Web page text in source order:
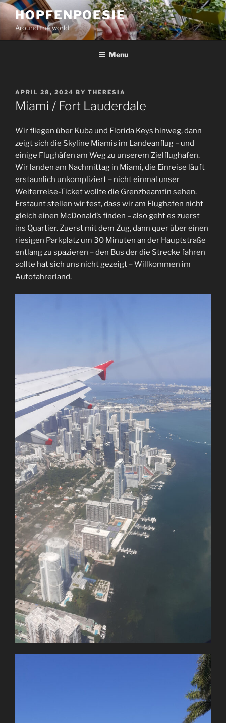
Skip
to
content
HOPFENPOESIE
Around the world
Menu
POSTED
ON
APRIL 28, 2024 BY THERESIA
Miami / Fort Lauderdale
Wir fliegen über Kuba und Florida Keys hinweg, dann
zeigt sich die Skyline Miamis im Landeanflug – und
einige Flughäfen am Weg zu unserem Zielflughafen.
Wir landen am Nachmittag in Miami, die Einreise läuft
erstaunlich unkompliziert – nicht einmal unser
Weiterreise-Ticket wollte die Grenzbeamtin sehen.
Erstaunt stellen wir fest, dass wir am Flughafen nicht
gleich einen McDonald’s finden – also geht es zuerst
ins Quartier. Zuerst mit dem Zug, dann quer über einen
riesigen Parkplatz um 30 Minuten an der Hauptstraße
entlang zu spazieren – den Bus der die Strecke fahren
sollte hat sich uns nicht gezeigt – Willkommen im
Autofahrerland.